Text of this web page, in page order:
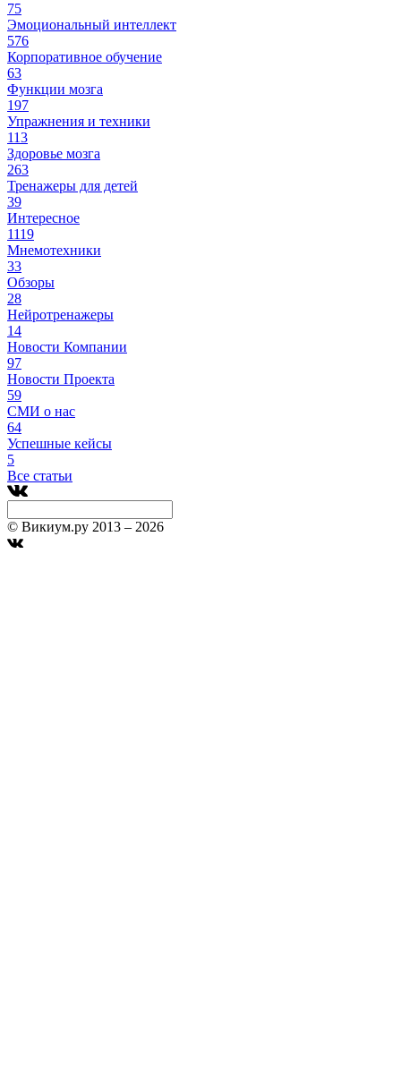
75
Эмоциональный интеллект
576
Корпоративное обучение
63
Функции мозга
197
Упражнения и техники
113
Здоровье мозга
263
Тренажеры для детей
39
Интересное
1119
Мнемотехники
33
Обзоры
28
Нейротренажеры
14
Новости Компании
97
Новости Проекта
59
СМИ о нас
64
Успешные кейсы
5
Все статьи
© Викиум.ру 2013 – 2026